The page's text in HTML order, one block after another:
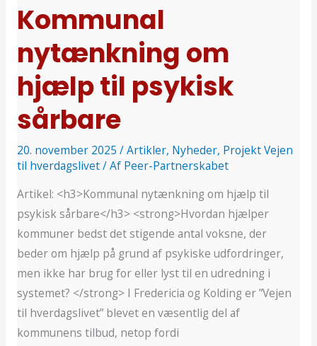
Kommunal
nytænkning om
hjælp til psykisk
sårbare
20. november 2025 /Artikler, Nyheder, Projekt Vejen
til hverdagslivet/ Af Peer-Partnerskabet
Artikel: <h3>Kommunal nytænkning om hjælp til
psykisk sårbare</h3> <strong>Hvordan hjælper
kommuner bedst det stigende antal voksne, der
beder om hjælp på grund af psykiske udfordringer,
men ikke har brug for eller lyst til en udredning i
systemet? </strong> I Fredericia og Kolding er ”Vejen
til hverdagslivet” blevet en væsentlig del af
kommunens tilbud, netop fordi
sårbare